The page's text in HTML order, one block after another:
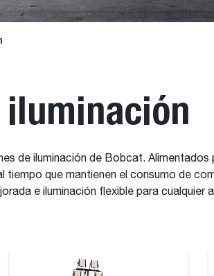
iluminación
de iluminación de Bobcat.
tiempo que mantienen el consumo de
e iluminación flexible para cualquier